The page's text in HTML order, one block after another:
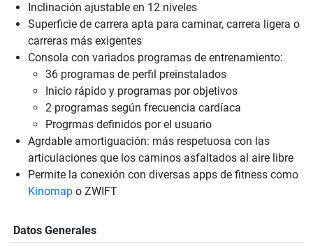
Inclinación ajustable en 12 niveles
Superficie de carrera apta para caminar, carrera ligera o
carreras más exigentes
Consola con variados programas de entrenamiento:
36 programas de perfil preinstalados
Inicio rápido y programas por objetivos
2 programas según frecuencia cardíaca
Progrmas definidos por el usuario
Agrdable amortiguación: más respetuosa con las
articulaciones que los caminos asfaltados al aire libre
Permite la conexión con diversas apps de fitness como
Kinomap o ZWIFT
Datos Generales